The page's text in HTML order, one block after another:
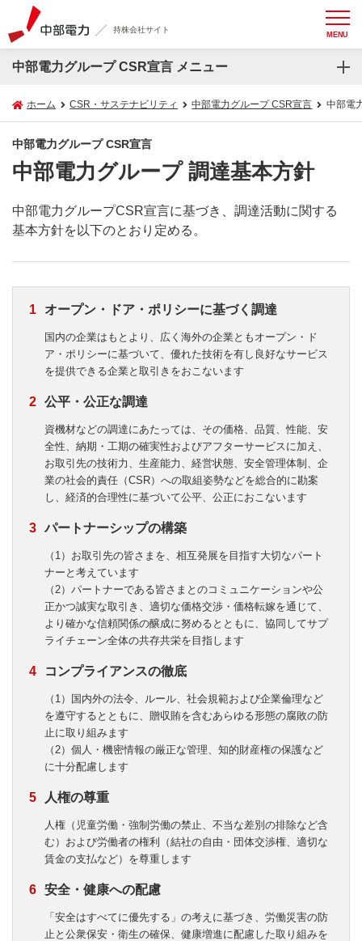
持株会社サイト MENU
中部電力グループ CSR宣言 メニュー
ホーム CSR・サステナビリティ 中部電力グループ CSR宣言 中部電
中部電力グループ CSR宣言
中部電力グループ 調達基本方針
中部電力グループCSR宣言に基づき、調達活動に関する
基本方針を以下のとおり定める。
オープン・ドア・ポリシーに基づく調達
国内の企業はもとより、広く海外の企業ともオープン・ド
ア・ポリシーに基づいて、優れた技術を有し良好なサービス
を提供できる企業と取引きをおこないます
公平・公正な調達
資機材などの調達にあたっては、その価格、品質、性能、安
全性、納期・工期の確実性およびアフターサービスに加え、
お取引先の技術力、生産能力、経営状態、安全管理体制、企
業の社会的責任（CSR）への取組姿勢などを総合的に勘案
し、経済的合理性に基づいて公平、公正におこないます
パートナーシップの構築
（1）お取引先の皆さまを、相互発展を目指す大切なパート
ナーと考えています
（2）パートナーである皆さまとのコミュニケーションや公
正かつ誠実な取引き、適切な価格交渉・価格転嫁を通じて、
より確かな信頼関係の醸成に努めるとともに、協同してサプ
ライチェーン全体の共存共栄を目指します
コンプライアンスの徹底
（1）国内外の法令、ルール、社会規範および企業倫理など
を遵守するとともに、贈収賄を含むあらゆる形態の腐敗の防
止に取り組みます
（2）個人・機密情報の厳正な管理、知的財産権の保護など
に十分配慮します
人権の尊重
人権（児童労働・強制労働の禁止、不当な差別の排除など含
む）および労働者の権利（結社の自由・団体交渉権、適切な
賃金の支払など）を尊重します
安全・健康への配慮
「安全はすべてに優先する」の考えに基づき、労働災害の防
止と公衆保安・衛生の確保、健康増進に配慮した取り組みを